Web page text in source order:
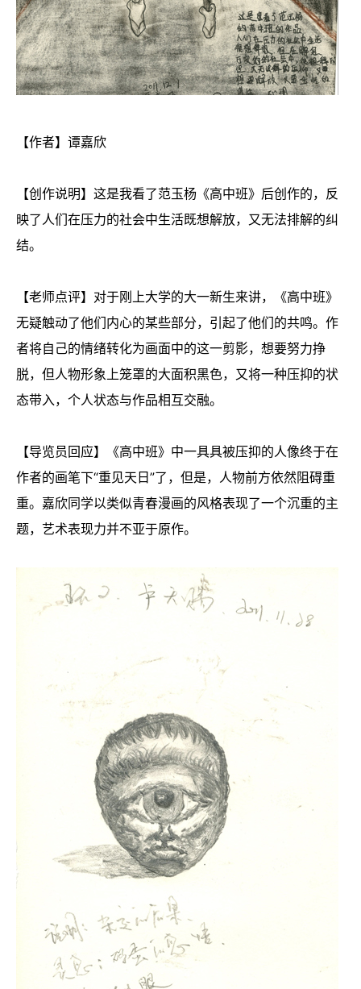
【作者】谭嘉欣
【创作说明】这是我看了范玉杨《高中班》后创作的，反
映了人们在压力的社会中生活既想解放，又无法排解的纠
结。
【老师点评】对于刚上大学的大一新生来讲，《高中班》
无疑触动了他们内心的某些部分，引起了他们的共鸣。作
者将自己的情绪转化为画面中的这一剪影，想要努力挣
脱，但人物形象上笼罩的大面积黑色，又将一种压抑的状
态带入，个人状态与作品相互交融。
【导览员回应】《高中班》中一具具被压抑的人像终于在
作者的画笔下“重见天日”了，但是，人物前方依然阻碍重
重。嘉欣同学以类似青春漫画的风格表现了一个沉重的主
题，艺术表现力并不亚于原作。